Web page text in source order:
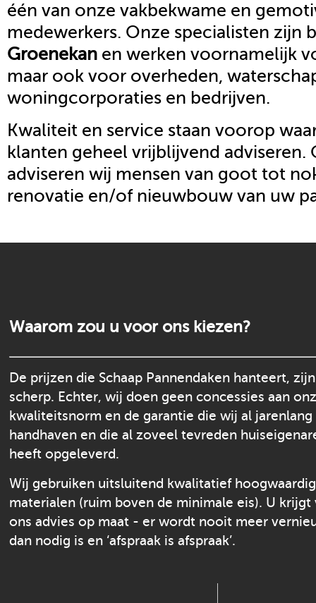
één van onze vakbekwame en
medewerkers. Onze specialisten zijn
Groenekan en werken voornamelijk
maar ook voor overheden,
woningcorporaties en bedrijven.
Kwaliteit en service staan voorop
klanten geheel vrijblijvend adviseren.
adviseren wij mensen van goot tot
renovatie en/of nieuwbouw van uw
Waarom zou u voor ons kiezen?
De prijzen die Schaap Pannendaken hanteert,
scherp. Echter, wij doen geen concessies aan
kwaliteitsnorm en de garantie die wij al jarenlang
handhaven en die al zoveel tevreden
heeft opgeleverd.
Wij gebruiken uitsluitend kwalitatief
materialen (ruim boven de minimale eis). U krijgt
ons advies op maat - er wordt nooit meer
dan nodig is en ‘afspraak is afspraak’.